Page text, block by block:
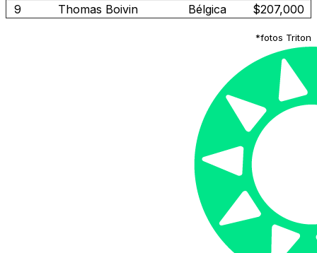
9
Thomas Boivin Bélgica $207,000
*fotos Triton